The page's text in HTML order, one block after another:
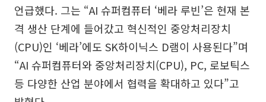
언급했다. 그는 “AI 슈퍼컴퓨터 ‘베라 루빈’은 현재 본
격 생산 단계에 들어갔고 혁신적인 중앙처리장치
(CPU)인 ‘베라’에도 SK하이닉스 D램이 사용된다”며
“AI 슈퍼컴퓨터와 중앙처리장치(CPU), PC, 로보틱스
등 다양한 산업 분야에서 협력을 확대하고 있다”고